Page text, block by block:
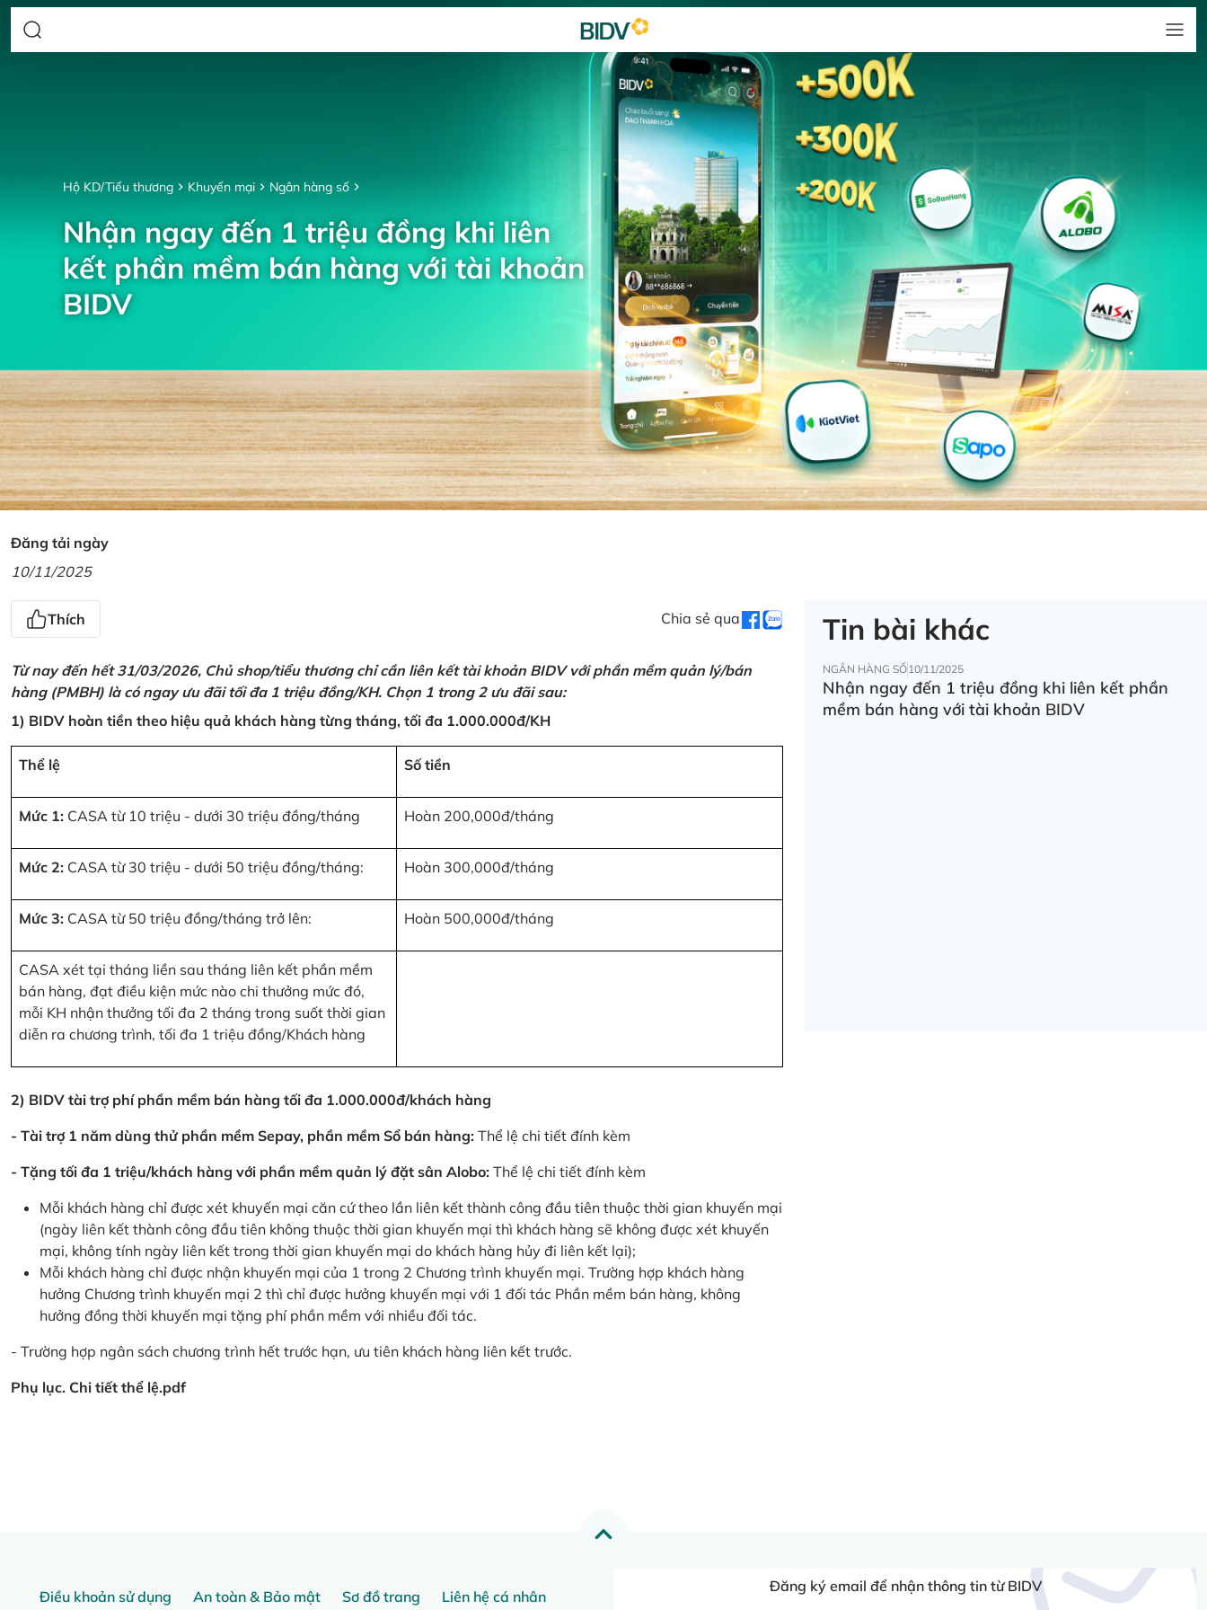
Hộ KD/Tiểu thương Khuyến mại Ngân hàng số
Nhận ngay đến 1 triệu đồng khi liên
kết phần mềm bán hàng với tài khoản
BIDV
Đăng tải ngày
10/11/2025
Thích Chia sẻ qua
Từ nay đến hết 31/03/2026, Chủ shop/tiểu thương chỉ cần liên kết tài khoản BIDV với phần mềm quản lý/bán
hàng (PMBH) là có ngay ưu đãi tối đa 1 triệu đồng/KH. Chọn 1 trong 2 ưu đãi sau:
1) BIDV hoàn tiền theo hiệu quả khách hàng từng tháng, tối đa 1.000.000đ/KH
Thể lệ Số tiền
Mức 1: CASA từ 10 triệu - dưới 30 triệu đồng/tháng Hoàn 200,000đ/tháng
Mức 2: CASA từ 30 triệu - dưới 50 triệu đồng/tháng: Hoàn 300,000đ/tháng
Mức 3: CASA từ 50 triệu đồng/tháng trở lên: Hoàn 500,000đ/tháng
CASA xét tại tháng liền sau tháng liên kết phần mềm
bán hàng, đạt điều kiện mức nào chi thưởng mức đó,
mỗi KH nhận thưởng tối đa 2 tháng trong suốt thời gian
diễn ra chương trình, tối đa 1 triệu đồng/Khách hàng
2) BIDV tài trợ phí phần mềm bán hàng tối đa 1.000.000đ/khách hàng
- Tài trợ 1 năm dùng thử phần mềm Sepay, phần mềm Sổ bán hàng: Thể lệ chi tiết đính kèm
- Tặng tối đa 1 triệu/khách hàng với phần mềm quản lý đặt sân Alobo: Thể lệ chi tiết đính kèm
Mỗi khách hàng chỉ được xét khuyến mại căn cứ theo lần liên kết thành công đầu tiên thuộc thời gian khuyến mại
(ngày liên kết thành công đầu tiên không thuộc thời gian khuyến mại thì khách hàng sẽ không được xét khuyến
mại, không tính ngày liên kết trong thời gian khuyến mại do khách hàng hủy đi liên kết lại);
Mỗi khách hàng chỉ được nhận khuyến mại của 1 trong 2 Chương trình khuyến mại. Trường hợp khách hàng
hưởng Chương trình khuyến mại 2 thì chỉ được hưởng khuyến mại với 1 đối tác Phần mềm bán hàng, không
hưởng đồng thời khuyến mại tặng phí phần mềm với nhiều đối tác.
- Trường hợp ngân sách chương trình hết trước hạn, ưu tiên khách hàng liên kết trước.
Phụ lục. Chi tiết thể lệ.pdf
Tin bài khác
NGÂN HÀNG SỐ10/11/2025
Nhận ngay đến 1 triệu đồng khi liên kết phần
mềm bán hàng với tài khoản BIDV
Điều khoản sử dụng An toàn & Bảo mật Sơ đồ trang
Liên hệ cá nhân
Đăng ký email để nhận thông tin từ BIDV